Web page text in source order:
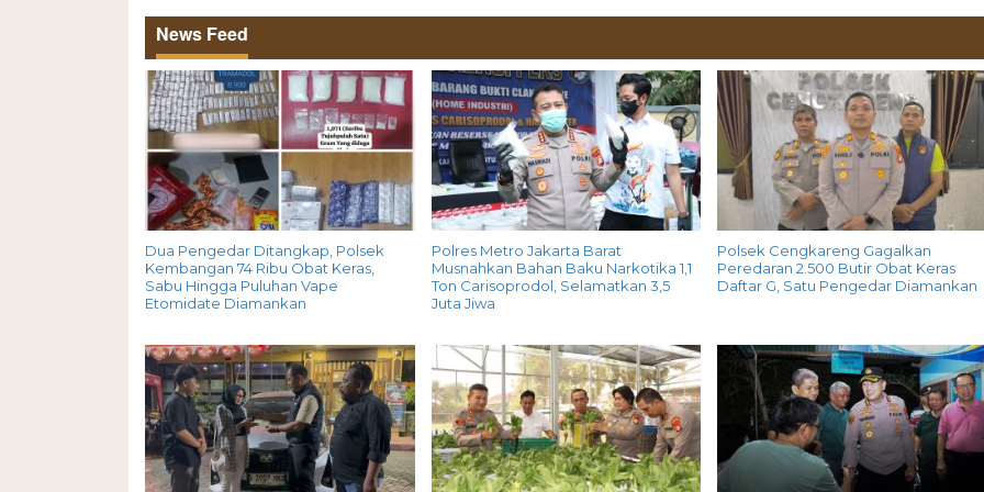
News Feed
Dua Pengedar Ditangkap, Polsek
Kembangan 74 Ribu Obat Keras,
Sabu Hingga Puluhan Vape
Etomidate Diamankan
Polres Metro Jakarta Barat
Musnahkan Bahan Baku Narkotika 1,1
Ton Carisoprodol, Selamatkan 3,5
Juta Jiwa
Polsek Cengkareng Gagalkan
Peredaran 2.500 Butir Obat Keras
Daftar G, Satu Pengedar Diamankan